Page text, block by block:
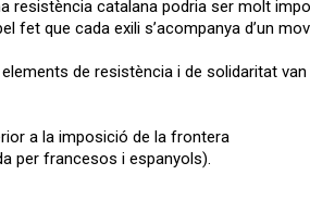
resistència catalana podria ser molt
fet que cada exili s’acompanya d’un
de resistència i de solidaritat van
a la imposició de la frontera
per francesos i espanyols).